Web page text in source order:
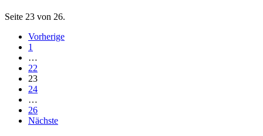
Seite 23 von 26.
Vorherige
1
…
22
23
24
…
26
Nächste